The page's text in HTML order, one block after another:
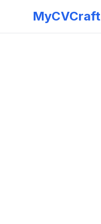
MyCVCraft